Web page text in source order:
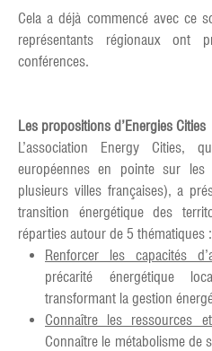
Cela a déjà commencé avec ce
représentants régionaux
conférences.
Les propositions d’Energies Cities
L’association Energy Cities,
européennes en pointe sur les
plusieurs villes françaises), a
transition énergétique des
réparties autour de 5 thématiques :
Renforcer les capacités
précarité énergétique
transformant la gestion
Connaître les ressources
Connaître le métabolisme de